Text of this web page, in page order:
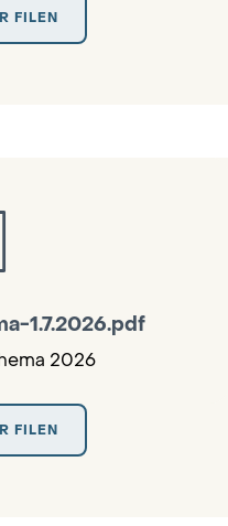
FILEN
1.7.2026.pdf
2026
FILEN